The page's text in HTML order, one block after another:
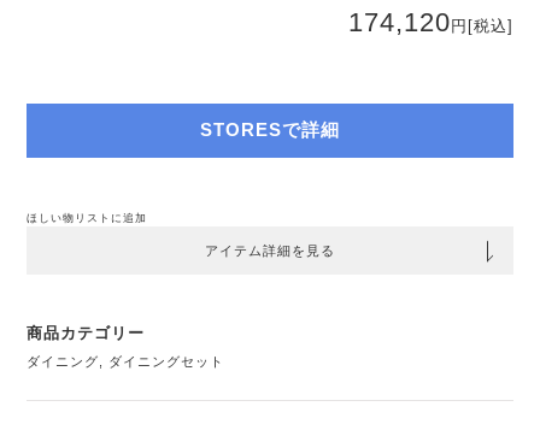
174,120 円 [税込]
STORESで詳細
ほしい物リストに追加
アイテム詳細を見る
商品カテゴリー
ダイニング, ダイニングセット